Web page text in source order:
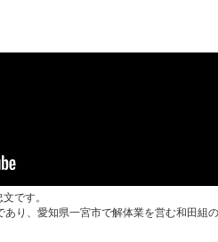
です。
り、愛知県一宮市で解体業を営む和田組